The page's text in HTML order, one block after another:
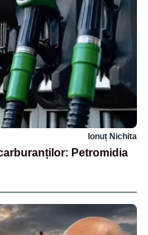
Ionuț Nichita
Petromidia